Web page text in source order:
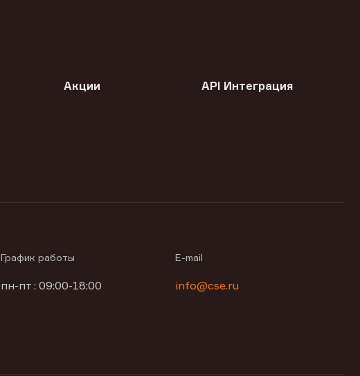
Акции API Интеграция
График работы
пн-пт : 09:00-18:00
E-mail
info@cse.ru